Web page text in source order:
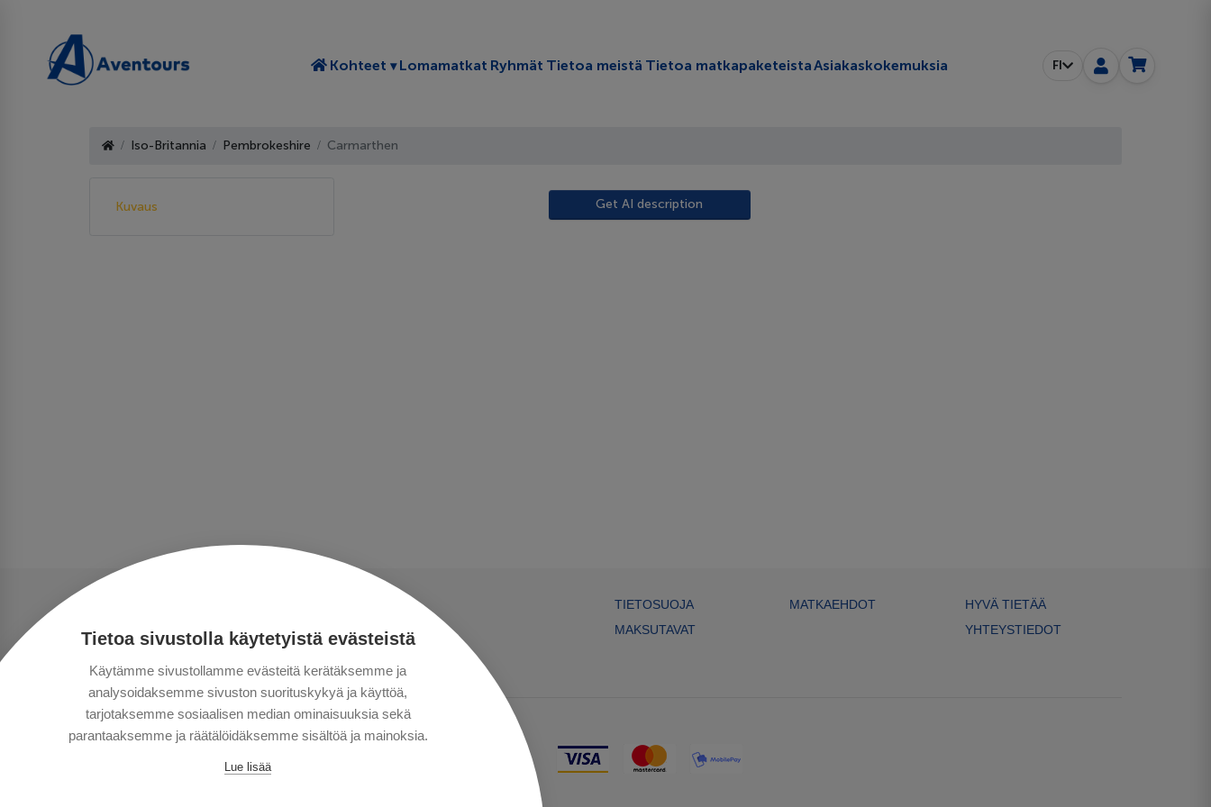
Tietoa sivustolla käytetyistä evästeistä
Käytämme sivustollamme evästeitä kerätäksemme ja
analysoidaksemme sivuston suorituskykyä ja käyttöä,
tarjotaksemme sosiaalisen median ominaisuuksia sekä
parantaaksemme ja räätälöidäksemme sisältöä ja mainoksia.
Lue lisää
Kohteet Toggle submenu
Lomamatkat Ryhmät Tietoa meistä Tietoa matkapaketeistaAsiakaskokemuksia FI
Iso-Britannia Pembrokeshire Carmarthen
Kuvaus Get AI description
TIETOSUOJA
MAKSUTAVAT
MATKAEHDOT
HYVÄ TIETÄÄ
YHTEYSTIEDOT